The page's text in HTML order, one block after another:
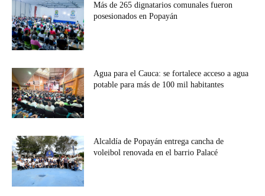
Más de 265 dignatarios comunales fueron
posesionados en Popayán
Agua para el Cauca: se fortalece acceso a agua
potable para más de 100 mil habitantes
Alcaldía de Popayán entrega cancha de
voleibol renovada en el barrio Palacé